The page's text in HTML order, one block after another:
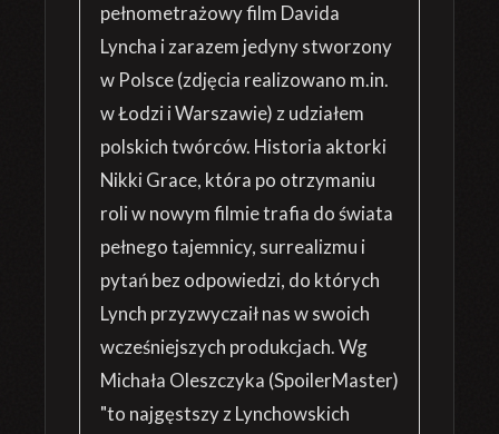
pełnometrażowy film Davida
Lyncha i zarazem jedyny stworzony
w Polsce (zdjęcia realizowano m.in.
w Łodzi i Warszawie) z udziałem
polskich twórców. Historia aktorki
Nikki Grace, która po otrzymaniu
roli w nowym filmie trafia do świata
pełnego tajemnicy, surrealizmu i
pytań bez odpowiedzi, do których
Lynch przyzwyczaił nas w swoich
wcześniejszych produkcjach. Wg
Michała Oleszczyka (SpoilerMaster)
"to najgęstszy z Lynchowskich